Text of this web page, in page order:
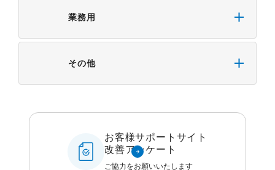
業務用
その他
お客様サポートサイト
改善アンケート
ご協力をお願いいたします